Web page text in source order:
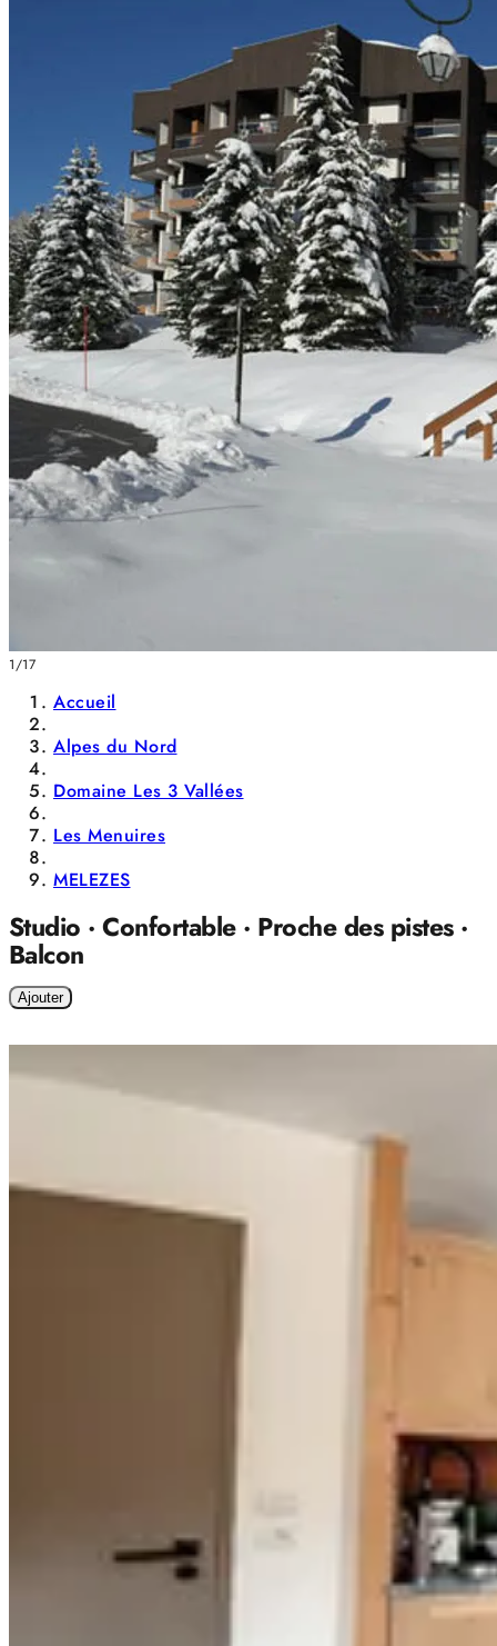
1/17
Accueil
Alpes du Nord
Domaine Les 3 Vallées
Les Menuires
MELEZES
Studio · Confortable · Proche des pistes ·
Balcon
Ajouter